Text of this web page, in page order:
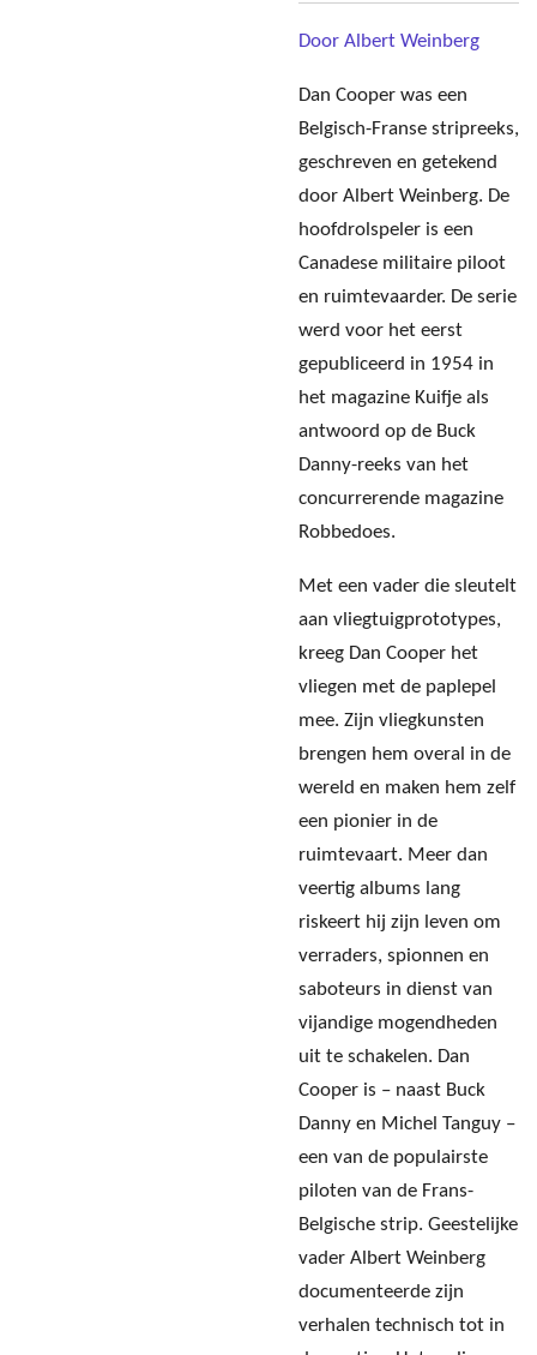
Door Albert Weinberg
Dan Cooper was een
Belgisch-Franse stripreeks,
geschreven en getekend
door Albert Weinberg. De
hoofdrolspeler is een
Canadese militaire piloot
en ruimtevaarder. De serie
werd voor het eerst
gepubliceerd in 1954 in
het magazine Kuifje als
antwoord op de Buck
Danny-reeks van het
concurrerende magazine
Robbedoes.
Met een vader die sleutelt
aan vliegtuigprototypes,
kreeg Dan Cooper het
vliegen met de paplepel
mee. Zijn vliegkunsten
brengen hem overal in de
wereld en maken hem zelf
een pionier in de
ruimtevaart. Meer dan
veertig albums lang
riskeert hij zijn leven om
verraders, spionnen en
saboteurs in dienst van
vijandige mogendheden
uit te schakelen. Dan
Cooper is – naast Buck
Danny en Michel Tanguy –
een van de populairste
piloten van de Frans-
Belgische strip. Geestelijke
vader Albert Weinberg
documenteerde zijn
verhalen technisch tot in